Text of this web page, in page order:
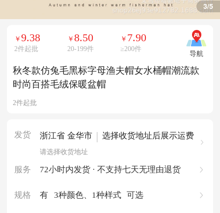
4/5
￥9.38
2件起批
￥8.50
20-199件
￥ 7.90
≥200件 导航
秋冬款仿兔毛黑标字母渔夫帽女水桶帽潮流款
时尚百搭毛绒保暖盆帽
2件起批
发货 浙江省 金华市 | 选择收货地址后展示运费
请选择收货地址
服务 72小时内发货 · 不支持七天无理由退货
规格 有 3种颜色、1种样式 可选